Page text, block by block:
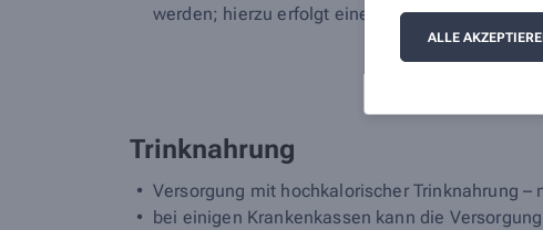
ALLE
werden; hierzu erfolgt eine vorherige
Trinknahrung
Versorgung mit hochkalorischer Trinknahrung
bei einigen Krankenkassen kann die